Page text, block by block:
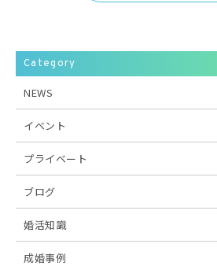
Category
NEWS
イベント
プライベート
ブログ
婚活知識
成婚事例